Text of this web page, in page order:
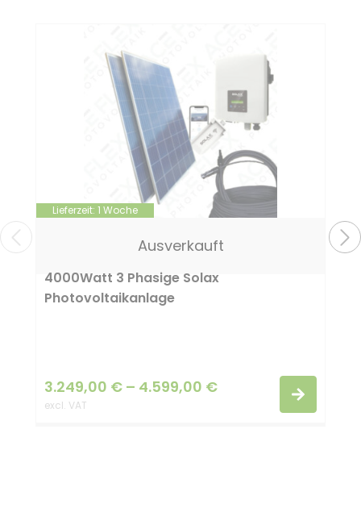
Lieferzeit: 1 Woche
Ausverkauft
4000Watt 3 Phasige Solax
Photovoltaikanlage
3.249,00 € – 4.599,00 €
excl. VAT